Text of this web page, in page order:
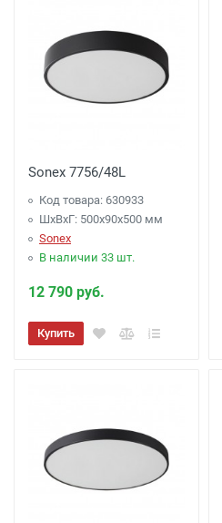
Sonex 7756/48L
Код товара: 630933
ШхВхГ: 500x90x500 мм
Sonex
В наличии 33 шт.
12 790 руб.
Купить